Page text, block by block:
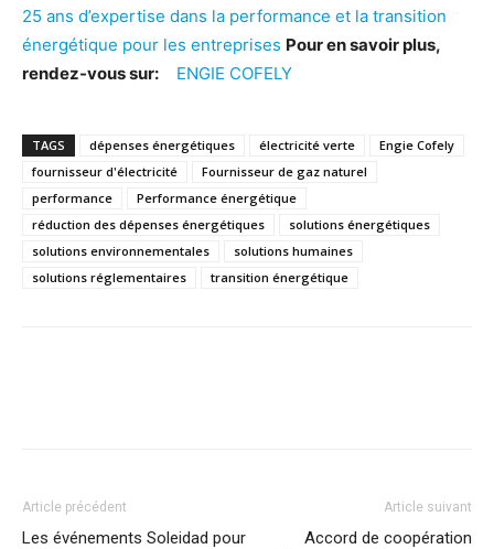
25 ans d’expertise dans la performance et la transition
énergétique pour les entreprises Pour en savoir plus,
rendez-vous sur:
ENGIE COFELY
TAGS dépenses énergétiques électricité verte
Engie Cofely
fournisseur d'électricité
Fournisseur de gaz naturel
performance
Performance énergétique
réduction des dépenses énergétiques
solutions énergétiques
solutions environnementales
solutions humaines
solutions réglementaires
transition énergétique
Article précédent
Les événements Soleidad pour
Article suivant
Accord de coopération